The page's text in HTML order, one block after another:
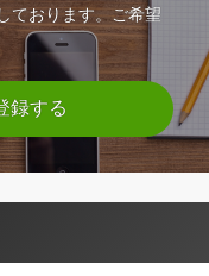
ております。ご希望
録する